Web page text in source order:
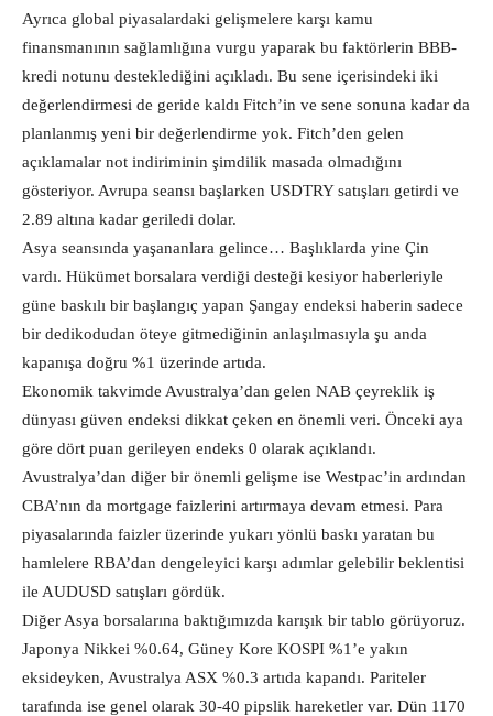
Ayrıca global piyasalardaki gelişmelere karşı kamu
finansmanının sağlamlığına vurgu yaparak bu faktörlerin BBB-
kredi notunu desteklediğini açıkladı. Bu sene içerisindeki iki
değerlendirmesi de geride kaldı Fitch’in ve sene sonuna kadar da
planlanmış yeni bir değerlendirme yok. Fitch’den gelen
açıklamalar not indiriminin şimdilik masada olmadığını
gösteriyor. Avrupa seansı başlarken USDTRY satışları getirdi ve
2.89 altına kadar geriledi dolar.
Asya seansında yaşananlara gelince… Başlıklarda yine Çin
vardı. Hükümet borsalara verdiği desteği kesiyor haberleriyle
güne baskılı bir başlangıç yapan Şangay endeksi haberin sadece
bir dedikodudan öteye gitmediğinin anlaşılmasıyla şu anda
kapanışa doğru %1 üzerinde artıda.
Ekonomik takvimde Avustralya’dan gelen NAB çeyreklik iş
dünyası güven endeksi dikkat çeken en önemli veri. Önceki aya
göre dört puan gerileyen endeks 0 olarak açıklandı.
Avustralya’dan diğer bir önemli gelişme ise Westpac’in ardından
CBA’nın da mortgage faizlerini artırmaya devam etmesi. Para
piyasalarında faizler üzerinde yukarı yönlü baskı yaratan bu
hamlelere RBA’dan dengeleyici karşı adımlar gelebilir beklentisi
ile AUDUSD satışları gördük.
Diğer Asya borsalarına baktığımızda karışık bir tablo görüyoruz.
Japonya Nikkei %0.64, Güney Kore KOSPI %1’e yakın
eksideyken, Avustralya ASX %0.3 artıda kapandı. Pariteler
tarafında ise genel olarak 30-40 pipslik hareketler var. Dün 1170